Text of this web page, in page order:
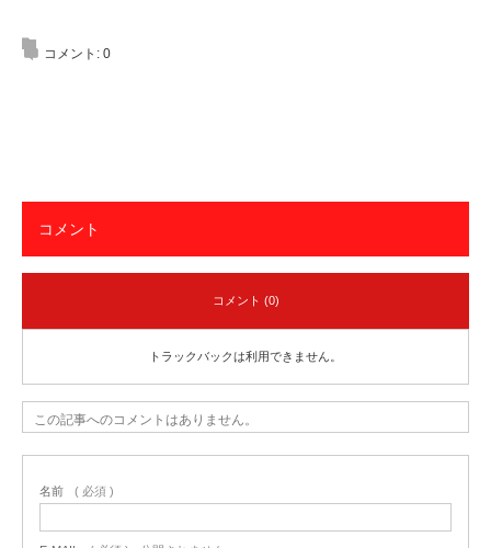
コメント: 0
コメント
コメント (0)
トラックバックは利用できません。
この記事へのコメントはありません。
名前 ( 必須 )